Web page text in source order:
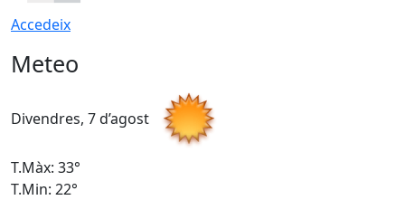
Accedeix
Meteo
Divendres, 7 d’agost
T.Màx: 33°
T.Min: 22°